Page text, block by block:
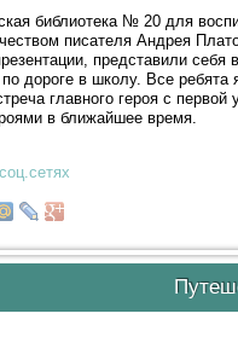
библиотека № 20 для
писателя Андрея
представили
дороге в школу. Все
главного героя с
в ближайшее время.